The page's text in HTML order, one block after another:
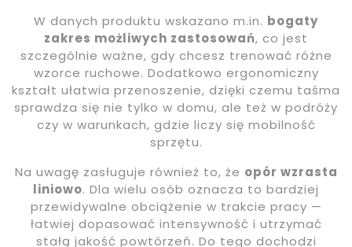
W danych produktu wskazano m.in. bogaty
zakres możliwych zastosowań, co jest
szczególnie ważne, gdy chcesz trenować różne
wzorce ruchowe. Dodatkowo ergonomiczny
kształt ułatwia przenoszenie, dzięki czemu taśma
sprawdza się nie tylko w domu, ale też w podróży
czy w warunkach, gdzie liczy się mobilność
sprzętu.
Na uwagę zasługuje również to, że opór wzrasta
liniowo. Dla wielu osób oznacza to bardziej
przewidywalne obciążenie w trakcie pracy —
łatwiej dopasować intensywność i utrzymać
stałą jakość powtórzeń. Do tego dochodzi